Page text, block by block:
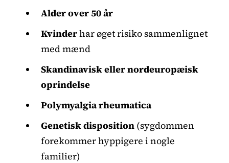
Alder over 50 år
Kvinderhar øget risiko sammenlignet
med mænd
Skandinavisk eller nordeuropæisk
oprindelse
Polymyalgia rheumatica
Genetisk disposition (sygdommen
forekommer hyppigere i nogle
familier)